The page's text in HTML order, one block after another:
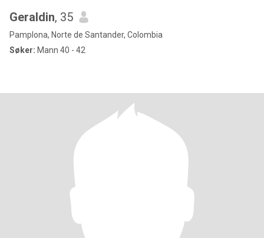
Geraldin, 35
Pamplona, Norte de Santander, Colombia
Søker: Mann 40 - 42